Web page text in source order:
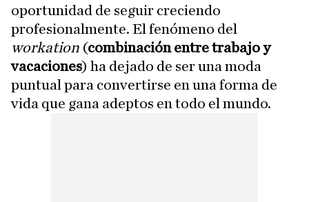
oportunidad de seguir creciendo
profesionalmente. El fenómeno del
workation (combinación entre trabajo y
vacaciones) ha dejado de ser una moda
puntual para convertirse en una forma de
vida que gana adeptos en todo el mundo.